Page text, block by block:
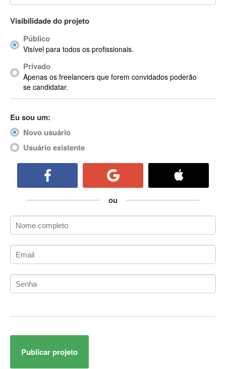
ACID Pro
ACPI
Acrobat X
ACT
Actian
Actimize
ActionScript 3
Active Directory
ActiveCollab
ActiveX
ActiveX Data Objects (ADO)
Ada
Adianti Framework
ADK
Administração
Administração de Artistas e Repertórios
Administração de Redes
Administração PostgreSQL
ADO.NET Entity Framework
Visibilidade do projeto
Público
Visível para todos os profissionais.
Privado
Apenas os freelancers que forem convidados poderão
se candidatar.
Eu sou um:
Novo usuário
Usuário existente
ou
Publicar projeto